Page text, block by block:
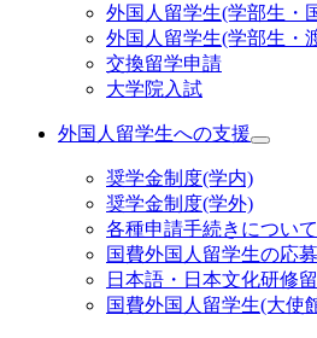
外国人留学生(学部生・
外国人留学生(学部生・
交換留学申請
大学院入試
外国人留学生への支援
奨学金制度(学内)
奨学金制度(学外)
各種申請手続きについて
国費外国人留学生の応
日本語・日本文化研修
国費外国人留学生(大使